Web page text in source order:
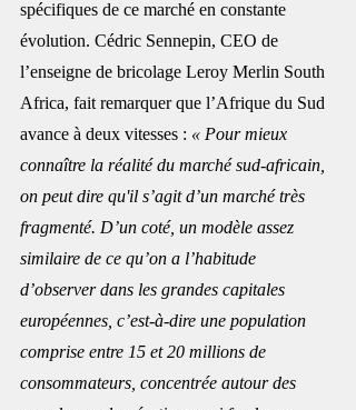
spécifiques de ce marché en constante
évolution. Cédric Sennepin, CEO de
l’enseigne de bricolage Leroy Merlin South
Africa, fait remarquer que l’Afrique du Sud
avance à deux vitesses : « Pour mieux
connaître la réalité du marché sud-africain,
on peut dire qu'il s’agit d’un marché très
fragmenté. D’un coté, un modèle assez
similaire de ce qu’on a l’habitude
d’observer dans les grandes capitales
européennes, c’est-à-dire une population
comprise entre 15 et 20 millions de
consommateurs, concentrée autour des